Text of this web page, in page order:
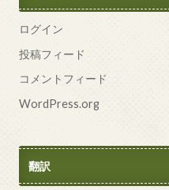
ログイン
投稿フィード
コメントフィード
WordPress.org
翻訳